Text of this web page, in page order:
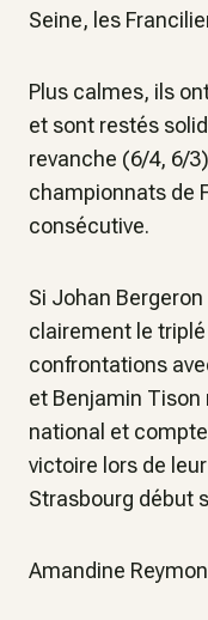
Seine, les
Plus calmes, ils
et sont restés
revanche (6/4, 6/
championnats de
consécutive.
Si Johan
clairement le
confrontations
et Benjamin Tison
national et
victoire lors de
Strasbourg début
Amandine